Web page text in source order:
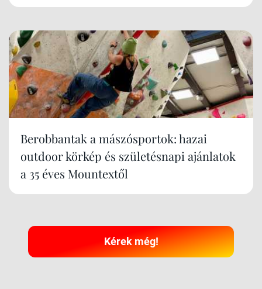
Berobbantak a mászósportok: hazai
outdoor körkép és születésnapi ajánlatok
a 35 éves Mountextől
Kérek még!